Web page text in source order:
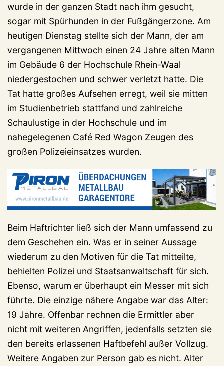
wurde in der ganzen Stadt nach ihm gesucht,
sogar mit Spürhunden in der Fußgängerzone. Am
heutigen Dienstag stellte sich der Mann, der am
vergangenen Mittwoch einen 24 Jahre alten Mann
im Gebäude 6 der Hochschule Rhein-Waal
niedergestochen und schwer verletzt hatte. Die
Tat hatte großes Aufsehen erregt, weil sie mitten
im Studienbetrieb stattfand und zahlreiche
Schaulustige in der Hochschule und im
nahegelegenen Café Red Wagon Zeugen des
großen Polizeieinsatzes wurden.
Beim Haftrichter ließ sich der Mann umfassend zu
dem Geschehen ein. Was er in seiner Aussage
wiederum zu den Motiven für die Tat mitteilte,
behielten Polizei und Staatsanwaltschaft für sich.
Ebenso, warum er überhaupt ein Messer mit sich
führte. Die einzige nähere Angabe war das Alter:
19 Jahre. Offenbar rechnen die Ermittler aber
nicht mit weiteren Angriffen, jedenfalls setzten sie
den bereits erlassenen Haftbefehl außer Vollzug.
Weitere Angaben zur Person gab es nicht. Alter